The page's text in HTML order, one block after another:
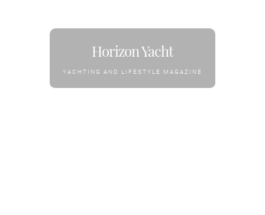
Horizon Yacht
YACHTING AND LIFESTYLE MAGAZINE